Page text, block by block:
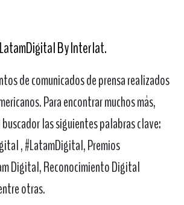
By Interlat.
de comunicados de prensa realizados
Para encontrar muchos más,
las siguientes palabras clave:
, #LatamDigital, Premios
Digital, Reconocimiento Digital
otras.